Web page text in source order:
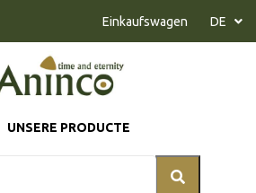
UNSERE PRODUCTE
Einkaufswagen DE